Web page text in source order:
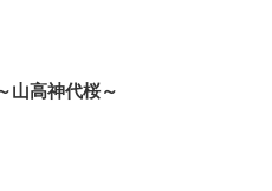
山高神代桜～